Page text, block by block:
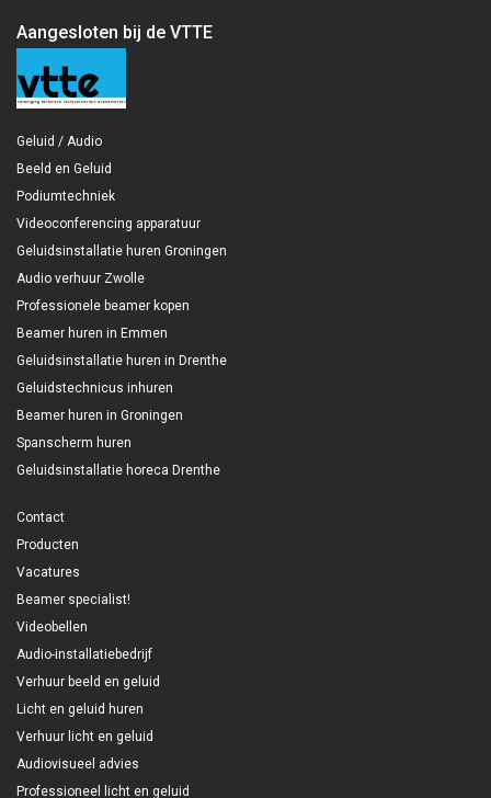
Aangesloten bij de VTTE
Geluid / Audio
Beeld en Geluid
Podiumtechniek
Videoconferencing apparatuur
Geluidsinstallatie huren Groningen
Audio verhuur Zwolle
Professionele beamer kopen
Beamer huren in Emmen
Geluidsinstallatie huren in Drenthe
Geluidstechnicus inhuren
Beamer huren in Groningen
Spanscherm huren
Geluidsinstallatie horeca Drenthe
Contact
Producten
Vacatures
Beamer specialist!
Videobellen
Audio-installatiebedrijf
Verhuur beeld en geluid
Licht en geluid huren
Verhuur licht en geluid
Audiovisueel advies
Professioneel licht en geluid